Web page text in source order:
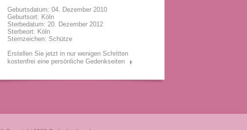
Geburtsdatum: 04. Dezember 2010
Geburtsort: Köln
Sterbedatum: 20. Dezember 2012
Sterbeort: Köln
Sternzeichen: Schütze
Erstellen Sie jetzt in nur wenigen Schritten
kostenfrei eine persönliche Gedenkseiten